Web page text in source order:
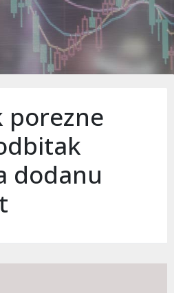
porezne
dodanu